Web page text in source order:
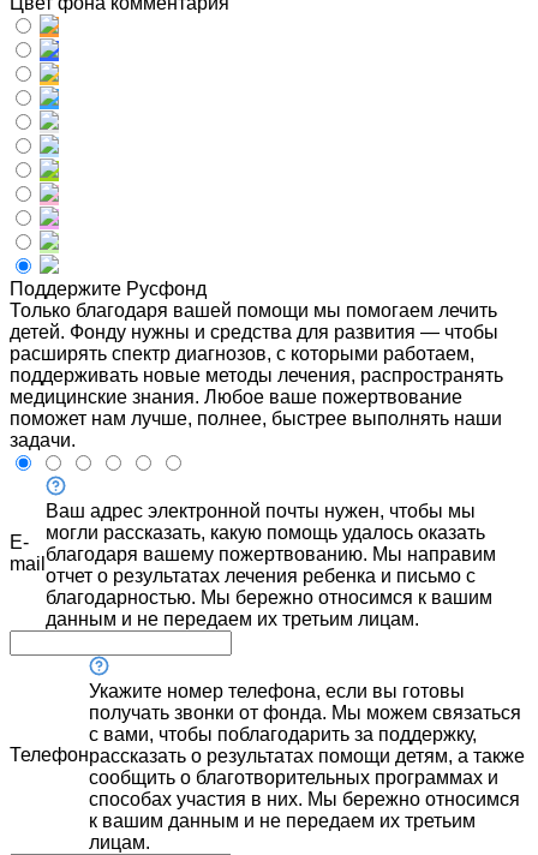
Поддержите Русфонд
Только благодаря вашей помощи мы помогаем лечить
детей. Фонду нужны и средства для развития — чтобы
расширять спектр диагнозов, с которыми работаем,
поддерживать новые методы лечения, распространять
медицинские знания. Любое ваше пожертвование
поможет нам лучше, полнее, быстрее выполнять наши
задачи.
E-
mail
Ваш адрес электронной почты нужен, чтобы мы
могли рассказать, какую помощь удалось оказать
благодаря вашему пожертвованию. Мы направим
отчет о результатах лечения ребенка и письмо с
благодарностью. Мы бережно относимся к вашим
данным и не передаем их третьим лицам.
Телефон
Укажите номер телефона, если вы готовы
получать звонки от фонда. Мы можем связаться
с вами, чтобы поблагодарить за поддержку,
рассказать о результатах помощи детям, а также
сообщить о благотворительных программах и
способах участия в них. Мы бережно относимся
к вашим данным и не передаем их третьим
лицам.